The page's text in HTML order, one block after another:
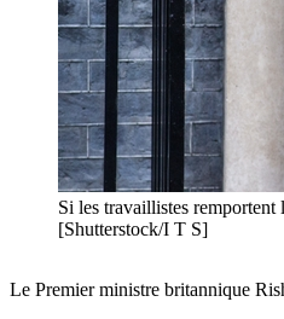
Si les travaillistes remportent
[Shutterstock/I T S]
Le Premier ministre britannique